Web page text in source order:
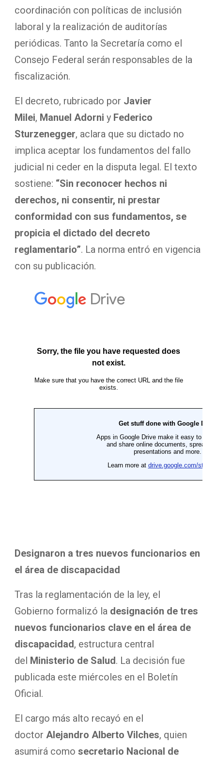
coordinación con políticas de inclusión
laboral y la realización de auditorías
periódicas. Tanto la Secretaría como el
Consejo Federal serán responsables de la
fiscalización.
El decreto, rubricado por Javier
Milei, Manuel Adorni y Federico
Sturzenegger, aclara que su dictado no
implica aceptar los fundamentos del fallo
judicial ni ceder en la disputa legal. El texto
sostiene: “Sin reconocer hechos ni
derechos, ni consentir, ni prestar
conformidad con sus fundamentos, se
propicia el dictado del decreto
reglamentario”. La norma entró en vigencia
con su publicación.
Designaron a tres nuevos funcionarios en
el área de discapacidad
Tras la reglamentación de la ley, el
Gobierno formalizó la designación de tres
nuevos funcionarios clave en el área de
discapacidad, estructura central
del Ministerio de Salud. La decisión fue
publicada este miércoles en el Boletín
Oficial.
El cargo más alto recayó en el
doctor Alejandro Alberto Vilches, quien
asumirá como secretario Nacional de